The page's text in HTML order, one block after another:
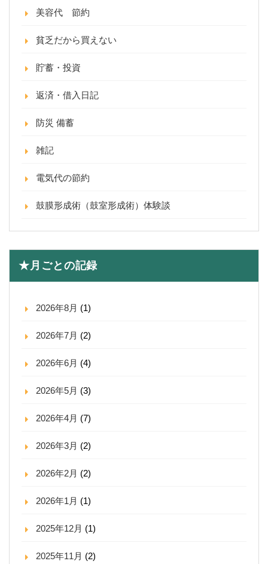
美容代 節約
貧乏だから買えない
貯蓄・投資
返済・借入日記
防災 備蓄
雑記
電気代の節約
鼓膜形成術（鼓室形成術）体験談
★月ごとの記録
2026年8月 (1)
2026年7月 (2)
2026年6月 (4)
2026年5月 (3)
2026年4月 (7)
2026年3月 (2)
2026年2月 (2)
2026年1月 (1)
2025年12月 (1)
2025年11月 (2)